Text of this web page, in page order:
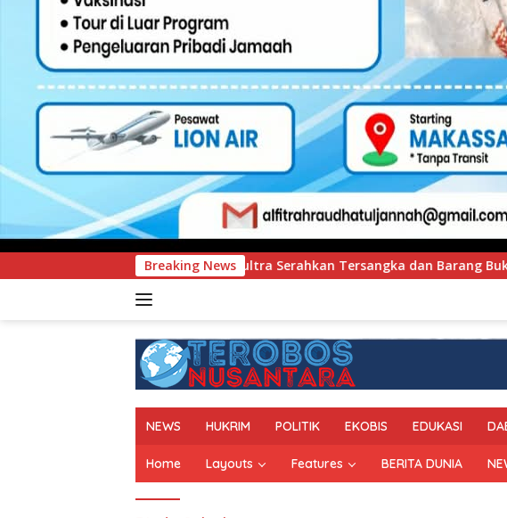
Breaking News
Sultra Serahkan Tersangka dan Barang Bukti Kasus Dugaan
NEWS HUKRIM POLITIK EKOBIS EDUKASI
Home Layouts Features BERITA DUNIA